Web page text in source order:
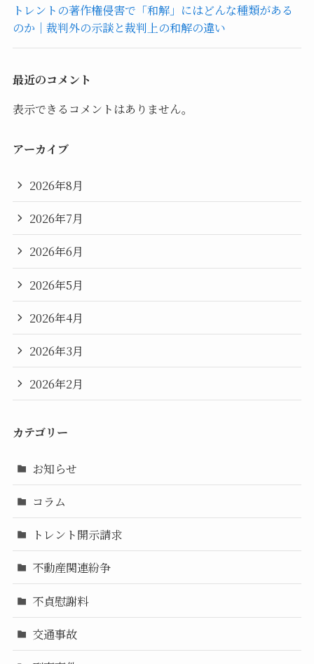
トレントの著作権侵害で「和解」にはどんな種類がある
のか｜裁判外の示談と裁判上の和解の違い
最近のコメント
表示できるコメントはありません。
アーカイブ
2026年8月
2026年7月
2026年6月
2026年5月
2026年4月
2026年3月
2026年2月
カテゴリー
お知らせ
コラム
トレント開示請求
不動産関連紛争
不貞慰謝料
交通事故